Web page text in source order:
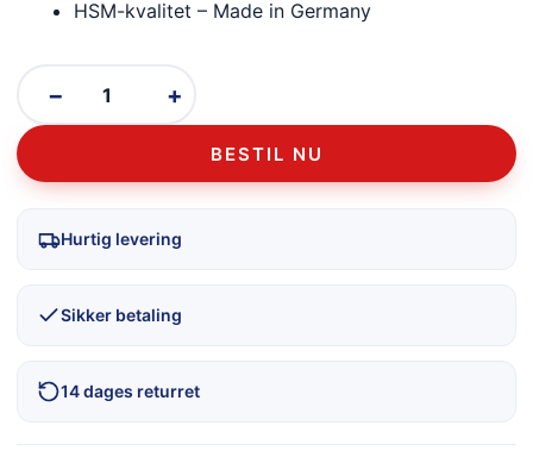
HSM-kvalitet – Made in Germany
− +
BESTIL NU
Hurtig levering
Sikker betaling
14 dages returret